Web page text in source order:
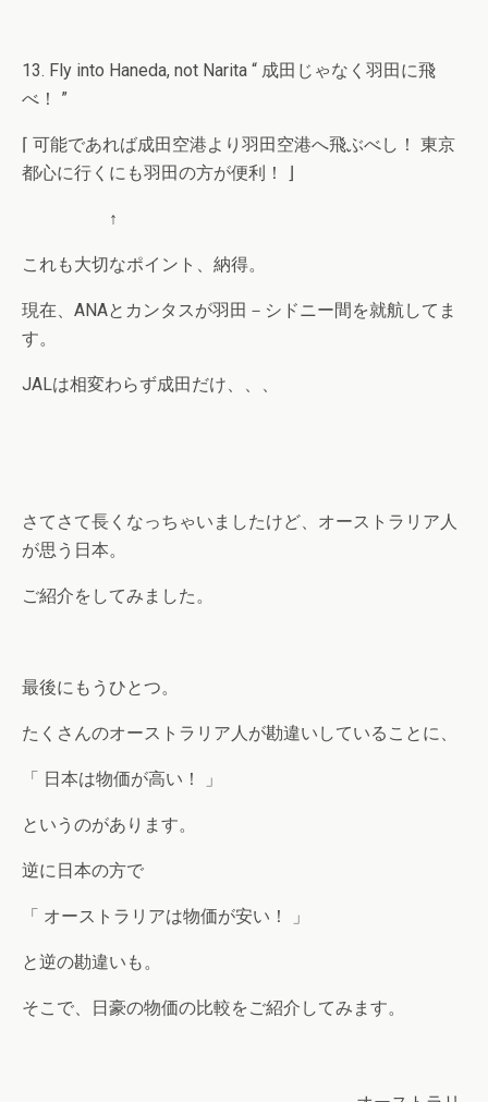
13. Fly into Haneda, not Narita “ 成田じゃなく羽田に飛
べ！ ”
⌈ 可能であれば成田空港より羽田空港へ飛ぶべし！ 東京
都心に行くにも羽田の方が便利！ ⌋
↑
これも大切なポイント、納得。
現在、ANAとカンタスが羽田－シドニー間を就航してま
す。
JALは相変わらず成田だけ、、、
さてさて長くなっちゃいましたけど、オーストラリア人
が思う日本。
ご紹介をしてみました。
最後にもうひとつ。
たくさんのオーストラリア人が勘違いしていることに、
「 日本は物価が高い！ 」
というのがあります。
逆に日本の方で
「 オーストラリアは物価が安い！ 」
と逆の勘違いも。
そこで、日豪の物価の比較をご紹介してみます。